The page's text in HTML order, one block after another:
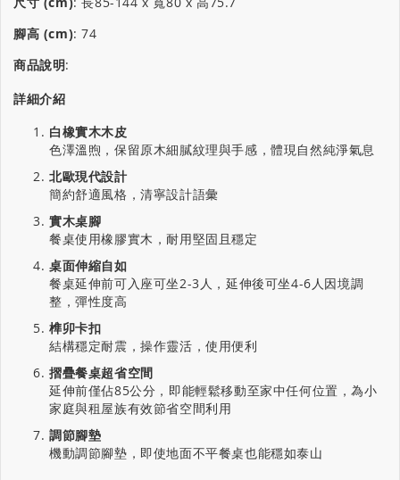
腳高 (cm):74
商品說明:
詳細介紹
白橡實木木皮
色澤溫煦，保留原木細膩紋理與手感，體現自然純淨氣息
北歐現代設計
簡約舒適風格，清寧設計語彙
實木桌腳
餐桌使用橡膠實木，耐用堅固且穩定
桌面伸縮自如
餐桌延伸前可入座可坐2-3人，延伸後可坐4-6人因境調
整，彈性度高
榫卯卡扣
結構穩定耐震，操作靈活，使用便利
摺疊餐桌超省空間
延伸前僅佔85公分，即能輕鬆移動至家中任何位置，為小
家庭與租屋族有效節省空間利用
調節腳墊
機動調節腳墊，即使地面不平餐桌也能穩如泰山